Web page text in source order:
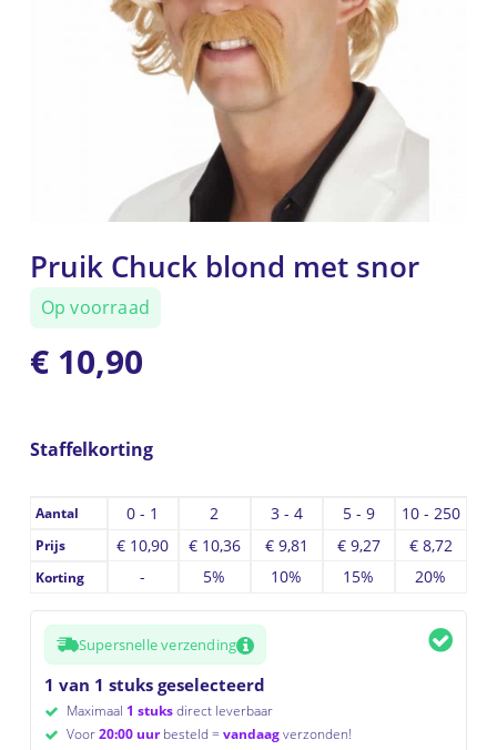
Pruik Chuck blond met snor
Op voorraad
€10,90
Staffelkorting
Aantal 0 - 1 2 3 - 4 5 - 9 10 - 250
Prijs € 10,90 €10,36 €9,81 €9,27 €8,72
Korting - 5% 10% 15% 20%
Supersnelle verzending
1 van 1 stuks geselecteerd
Maximaal 1 stuksdirect leverbaar
Voor20:00 uurbesteld =vandaagverzonden!